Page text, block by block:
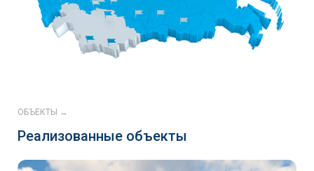
ОБЪЕКТЫ →
Реализованные объекты